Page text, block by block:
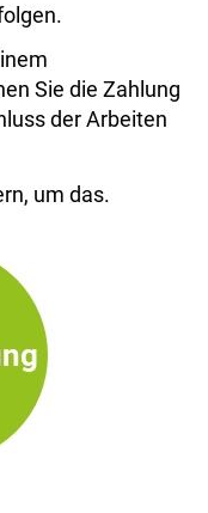
Sie die Zahlung
der Arbeiten
um das.